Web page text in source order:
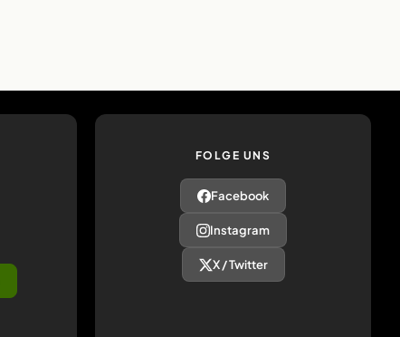
FOLGE UNS
Facebook
Instagram
X / Twitter